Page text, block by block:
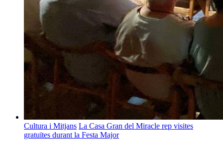
Cultura i Mitjans La Casa Gran del Miracle rep visites
gratuïtes durant la Festa Major